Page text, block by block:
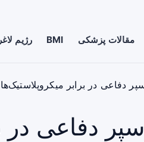
مقالات پزشکی BMI رژیم
دفاعی در برابر
دفاعی در